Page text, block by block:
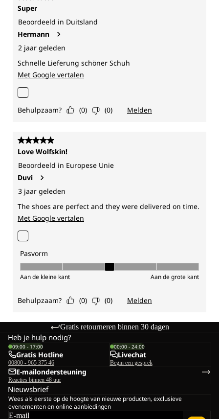
Gratis retourneren binnen 30 dagen
Heb je hulp nodig?
09:00 - 17:00
Gratis Hotline
00800 - 965 375 46
00:00 - 24:00
Livechat
Begin een gesprek
E-mailondersteuning
Reacties binnen 48 uur
Nieuwsbrief
Wees als eerste op de hoogte van nieuwe producten, exclusieve
evenementen en online aanbiedingen
E-mail